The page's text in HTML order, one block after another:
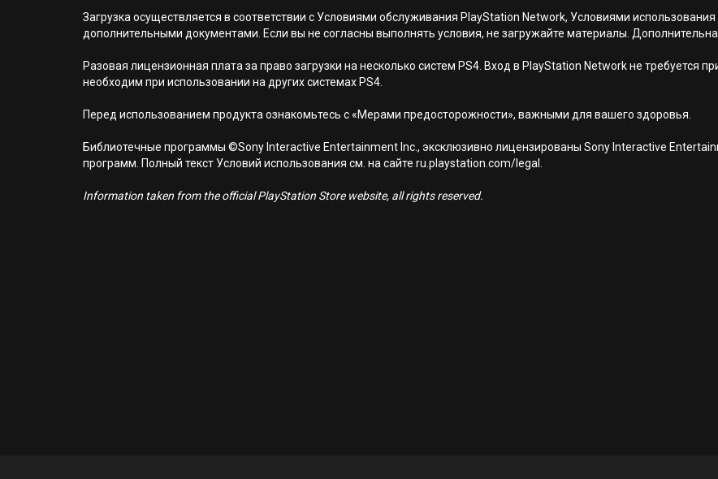
Загрузка осуществляется в соответствии с Условиями обслуживания PlayStation Network, Условиями
дополнительными документами. Если вы не согласны выполнять условия, не загружайте материалы.
Разовая лицензионная плата за право загрузки на несколько систем PS4. Вход в PlayStation Network не требуется
необходим при использовании на других системах PS4.
Перед использованием продукта ознакомьтесь с «Мерами предосторожности», важными для вашего здоровья.
Библиотечные программы ©Sony Interactive Entertainment Inc., эксклюзивно лицензированы Sony Interactive
программ. Полный текст Условий использования см. на сайте ru.playstation.com/legal.
Information taken from the official PlayStation Store website, all rights reserved.